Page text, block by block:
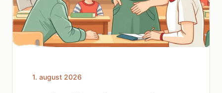
1. august 2026